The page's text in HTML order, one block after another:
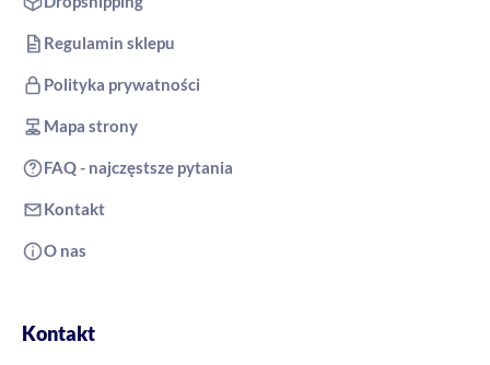
Regulamin sklepu
Polityka prywatności
Mapa strony
FAQ - najczęstsze pytania
Kontakt
O nas
Kontakt